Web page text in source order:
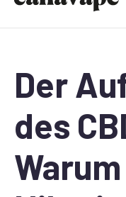
Der
des